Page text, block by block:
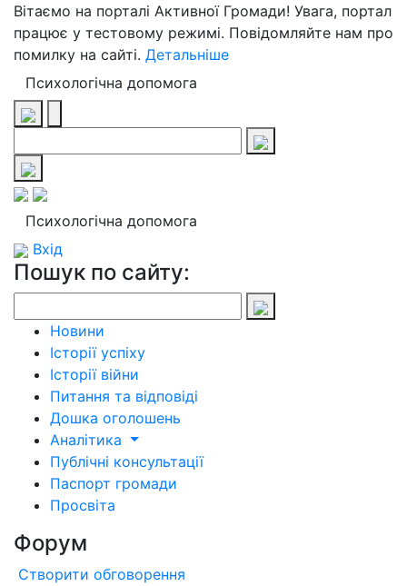
Вітаємо на порталі Активної Громади! Увага, портал
працює у тестовому режимі. Повідомляйте нам про
помилку на сайті. Детальніше
Психологічна допомога
Психологічна допомога
Вхід
Пошук по сайту:
Новини
Історії успіху
Історії війни
Питання та відповіді
Дошка оголошень
Аналітика
Публічні консультації
Паспорт громади
Просвіта
Форум
Створити обговорення